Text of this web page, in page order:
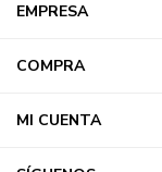
EMPRESA
COMPRA
MI CUENTA